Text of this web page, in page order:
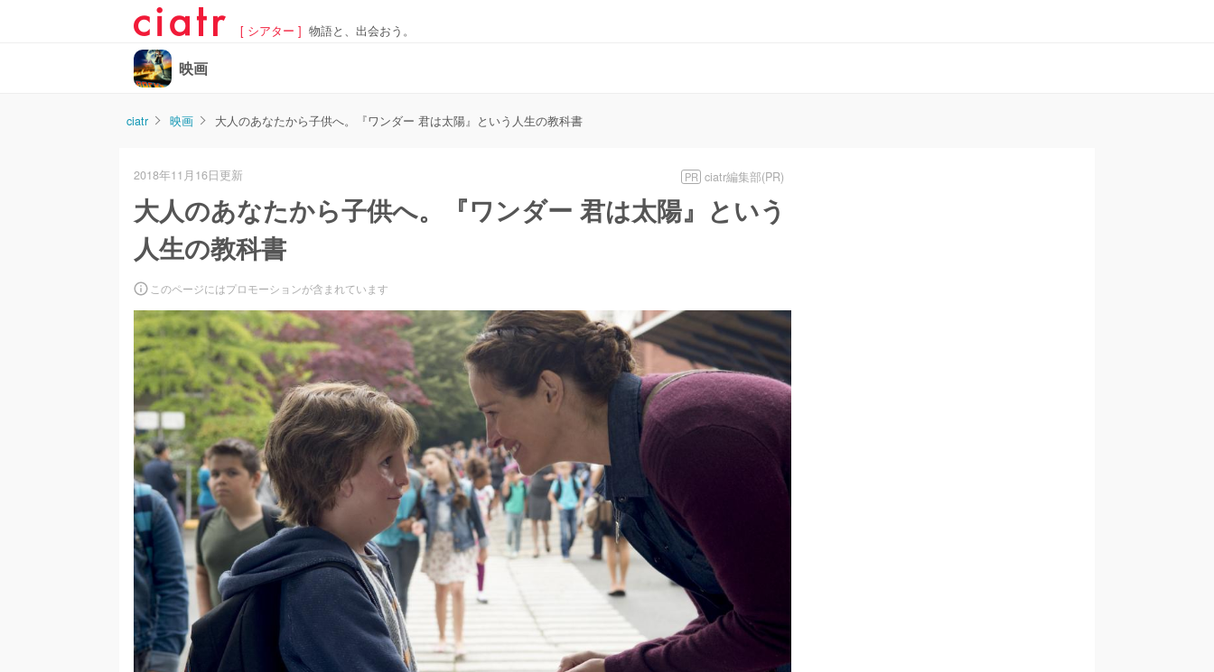
[ シアター ] 物語と、出会おう。
映画
ciatr 映画 大人のあなたから子供へ。『ワンダー 君は太陽』という人生の教科書
2018年11月16日更新 PR ciatr編集部(PR)
大人のあなたから子供へ。『ワンダー 君は太陽』という
人生の教科書
このページにはプロモーションが含まれています